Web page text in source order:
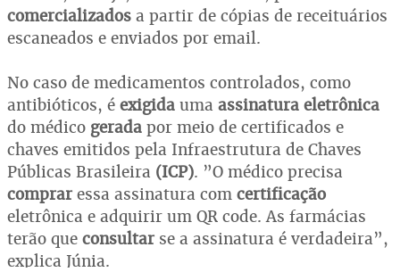
comercializados a partir de cópias de receituários
escaneados e enviados por email.
No caso de medicamentos controlados, como
antibióticos, é exigida uma assinatura eletrônica
do médico gerada por meio de certificados e
chaves emitidos pela Infraestrutura de Chaves
Públicas Brasileira (ICP). ”O médico precisa
comprar essa assinatura com certificação
eletrônica e adquirir um QR code. As farmácias
terão que consultar se a assinatura é verdadeira”,
explica Júnia.